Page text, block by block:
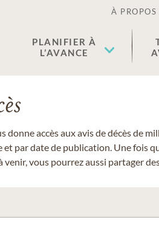
À
PLANIFIER À
L’AVANCE
donne accès aux avis de décès de
par date de publication. Une fois
vous pourrez aussi partager